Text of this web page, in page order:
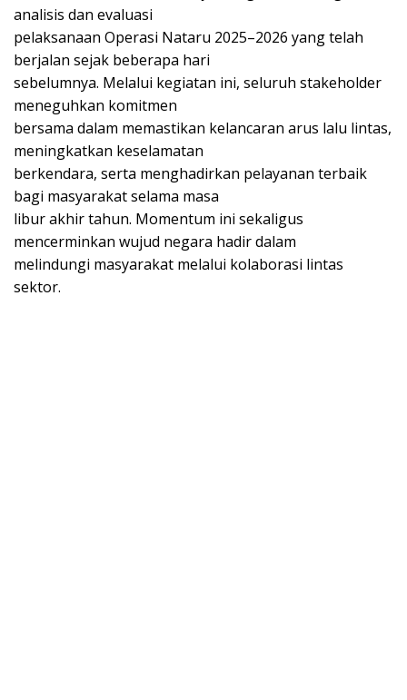
analisis dan evaluasi
pelaksanaan Operasi Nataru 2025–2026 yang telah
berjalan sejak beberapa hari
sebelumnya. Melalui kegiatan ini, seluruh stakeholder
meneguhkan komitmen
bersama dalam memastikan kelancaran arus lalu lintas,
meningkatkan keselamatan
berkendara, serta menghadirkan pelayanan terbaik
bagi masyarakat selama masa
libur akhir tahun. Momentum ini sekaligus
mencerminkan wujud negara hadir dalam
melindungi masyarakat melalui kolaborasi lintas
sektor.